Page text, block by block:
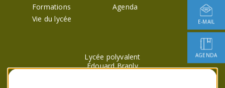
Formations
Vie du lycée
Agenda
Lycée polyvalent
Édouard Branly
E-MAIL
AGENDA